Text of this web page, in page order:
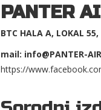
PANTER
BTC HALA A, LOKAL
mail: info@PANTER-
https://